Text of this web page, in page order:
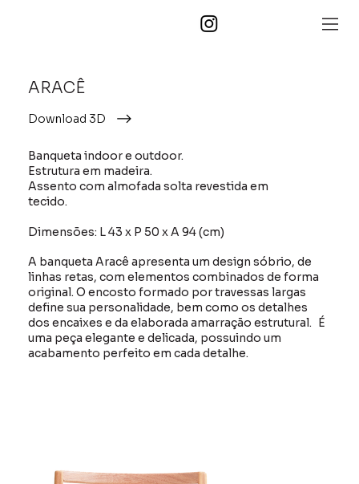
ARACÊ
Download 3D
Banqueta indoor e outdoor.
Estrutura em madeira.
Assento com almofada solta revestida em
tecido.
Dimensões: L 43 x P 50 x A 94 (cm)
A banqueta Aracê apresenta um design sóbrio, de
linhas retas, com elementos combinados de forma
original. O encosto formado por travessas largas
define sua personalidade, bem como os detalhes
dos encaixes e da elaborada amarração estrutural. É
uma peça elegante e delicada, possuindo um
acabamento perfeito em cada detalhe.